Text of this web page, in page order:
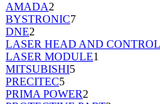
AMADA2
BYSTRONIC7
DNE2
LASER HEAD AND
LASER MODULE1
MITSUBISHI5
PRECITEC5
PRIMA POWER2